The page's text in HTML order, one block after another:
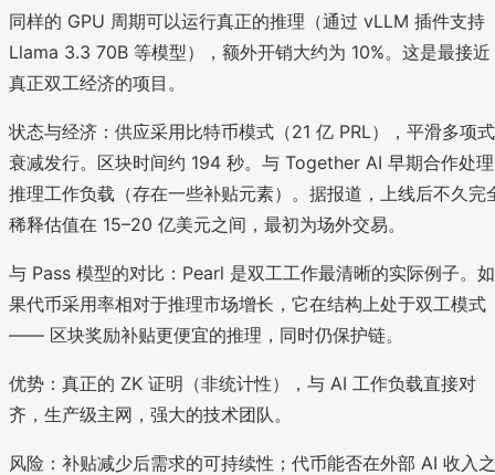
同样的 GPU 周期可以运行真正的推理（通过 vLLM 插件支持
Llama 3.3 70B 等模型），额外开销大约为 10%。这是最接近
真正双工经济的项目。
状态与经济：供应采用比特币模式（21 亿 PRL），平滑多项式
衰减发行。区块时间约 194 秒。与 Together AI 早期合作处理
推理工作负载（存在一些补贴元素）。据报道，上线后不久完
稀释估值在 15–20 亿美元之间，最初为场外交易。
与 Pass 模型的对比：Pearl 是双工工作最清晰的实际例子。如
果代币采用率相对于推理市场增长，它在结构上处于双工模式
—— 区块奖励补贴更便宜的推理，同时仍保护链。
优势：真正的 ZK 证明（非统计性），与 AI 工作负载直接对
齐，生产级主网，强大的技术团队。
风险：补贴减少后需求的可持续性；代币能否在外部 AI 收入之